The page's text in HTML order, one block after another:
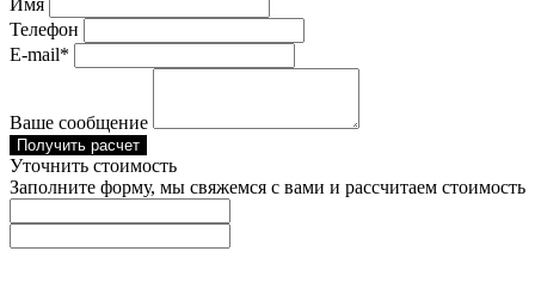
Имя
Телефон
E-mail*
Ваше сообщение
Получить расчет
Уточнить стоимость
Заполните форму, мы свяжемся с вами и рассчитаем стоимость